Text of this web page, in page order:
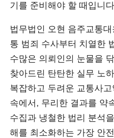
기를 준비해야 할 때입니
법무법인 오현 음주교통
통 범죄 수사부터 치열한
수많은 의뢰인의 눈물을
찾아드린 탄탄한 실무 노
복잡하고 두려운 교통사
속에서, 무리한 결과를 약
수집과 냉철한 법리 분석
해를 최소화하는 가장 안